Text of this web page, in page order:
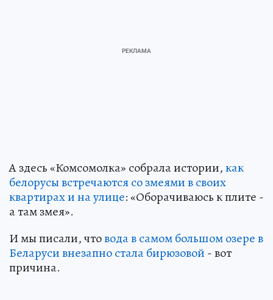
А здесь «Комсомолка» собрала истории,как
белорусы встречаются со змеями в своих
квартирах и на улице: «Оборачиваюсь к плите -
а там змея».
И мы писали, чтовода в самом большом озере в
Беларуси внезапно стала бирюзовой - вот
причина.